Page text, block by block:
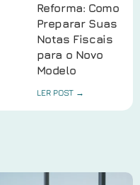
Reforma: Como
Preparar Suas
Notas Fiscais
para o Novo
Modelo
LER POST →